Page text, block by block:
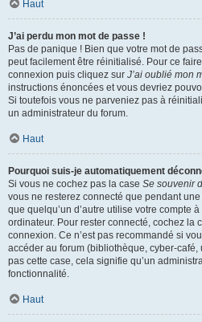
Haut
J’ai perdu mon mot de passe !
Pas de panique ! Bien que votre mot de
peut facilement être réinitialisé. Pour ce
connexion puis cliquez sur J’ai oublié mon
instructions énoncées et vous devriez
Si toutefois vous ne parveniez pas à
un administrateur du forum.
Haut
Pourquoi suis-je automatiquement
Si vous ne cochez pas la case Se souvenir
vous ne resterez connecté que pendant
que quelqu’un d’autre utilise votre compte
ordinateur. Pour rester connecté, cochez la
connexion. Ce n’est pas recommandé si
accéder au forum (bibliothèque, cyber-café,
pas cette case, cela signifie qu’un
fonctionnalité.
Haut